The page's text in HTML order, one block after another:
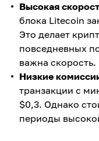
Высокая
блока Litecoin
Это делает
повседневных
важна скорость.
Низкие
транзакции с
$0,3. Однако
периоды